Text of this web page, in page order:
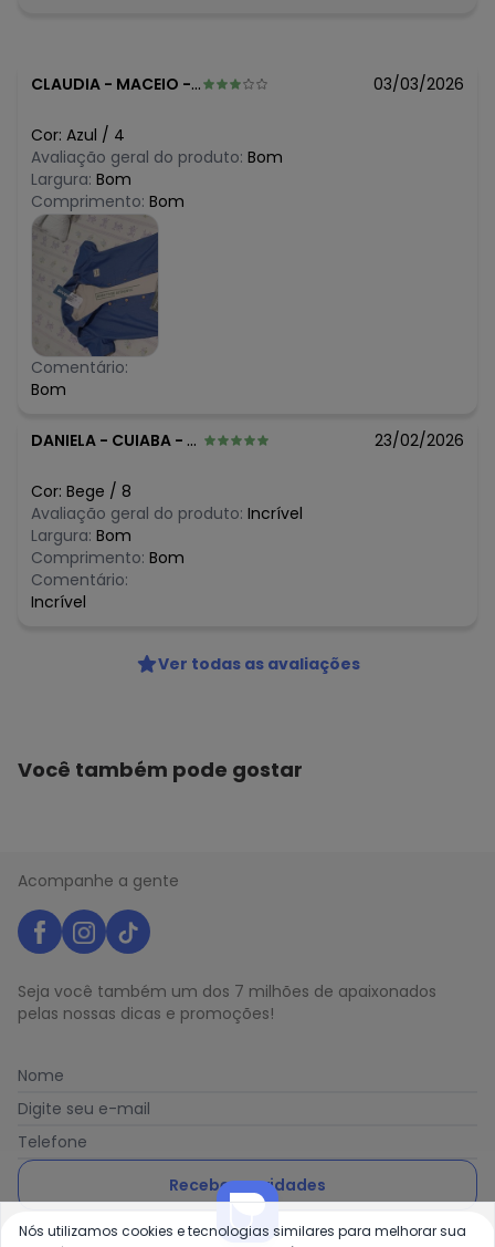
abril/2026 R$ 89,37
março/2026 N/D*
CLAUDIA - MACEIO - AL 03/03/2026
Cor: Azul / 4
Avaliação geral do produto: Bom
Largura: Bom
Comprimento: Bom
Comentário:
Bom
DANIELA - CUIABA - MT 23/02/2026
Cor: Bege / 8
Avaliação geral do produto: Incrível
Largura: Bom
Comprimento: Bom
Comentário:
Incrível
Ver todas as avaliações
Você também pode gostar
Acompanhe a gente
Seja você também um dos 7 milhões de apaixonados
pelas nossas dicas e promoções!
Nome
Digite seu e-mail
Telefone
Receber novidades
Ao enviar o cadastro, você concorda com a nossa Política
Nós utilizamos cookies e tecnologias similares para melhorar sua